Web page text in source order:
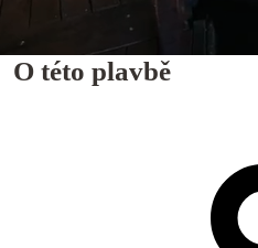
O této plavbě